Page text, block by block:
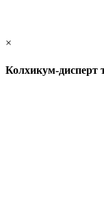
×
Колхикум-дисперт